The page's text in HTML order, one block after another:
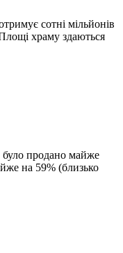
сотні мільйонів
храму здаються
було продано майже
на 59% (близько